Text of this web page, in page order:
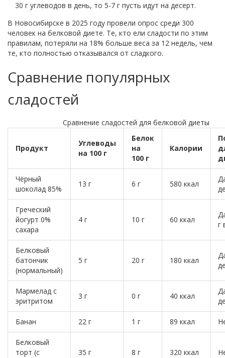
30 г углеводов в день, то 5-7 г пусть идут на десерт.
В Новосибирске в 2025 году провели опрос среди 300
человек на белковой диете. Те, кто ели сладости по этим
правилам, потеряли на 18% больше веса за 12 недель, чем
те, кто полностью отказывался от сладкого.
Сравнение популярных
сладостей
Сравнение сладостей для белковой диеты
Продукт
Углеводы
на 100 г
Белок
на
100 г
Калории
Чёрный
шоколад 85%
13 г 6 г 580 ккал
Греческий
йогурт 0%
сахара
4 г 10 г 60 ккал
г
Белковый
батончик
(нормальный)
5 г 20 г 180 ккал
Мармелад с
эритритом
3 г 0 г 40 ккал
Банан 22 г 1 г 89 ккал
Белковый
торт (с
35 г 8 г 320 ккал